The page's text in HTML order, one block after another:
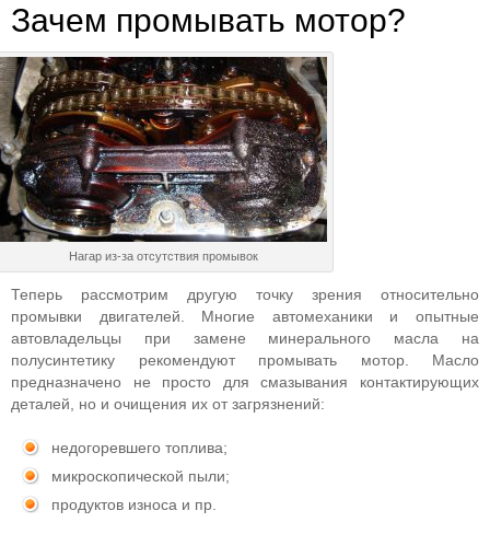
Зачем промывать мотор?
Нагар из-за отсутствия промывок
Теперь рассмотрим другую точку зрения относительно
промывки двигателей. Многие автомеханики и опытные
автовладельцы при замене минерального масла на
полусинтетику рекомендуют промывать мотор. Масло
предназначено не просто для смазывания контактирующих
деталей, но и очищения их от загрязнений:
недогоревшего топлива;
микроскопической пыли;
продуктов износа и пр.